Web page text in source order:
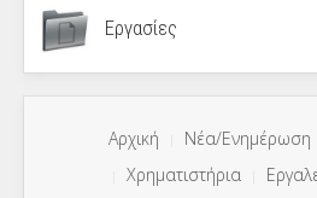
Εργασίες
Αρχική Νέα/Ενημέρωση
Χρηματιστήρια